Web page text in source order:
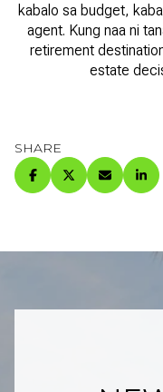
kabalo sa budget,
agent. Kung naa ni
retirement
estate
SHARE